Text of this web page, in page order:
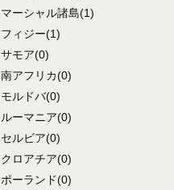
マーシャル諸島(1)
フィジー(1)
サモア(0)
南アフリカ(0)
モルドバ(0)
ルーマニア(0)
セルビア(0)
クロアチア(0)
ポーランド(0)